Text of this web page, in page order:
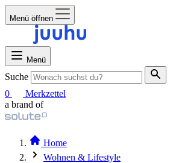
Menü öffnen
Menü
Suche
0
Merkzettel
a brand of
Home
Wohnen & Lifestyle